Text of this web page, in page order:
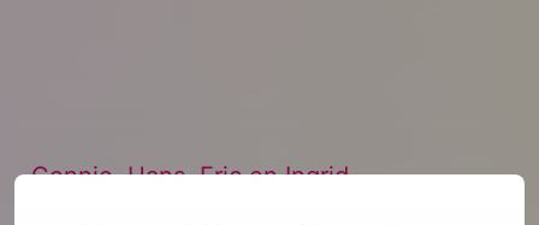
Connie, Hans, Eric en Ingrid